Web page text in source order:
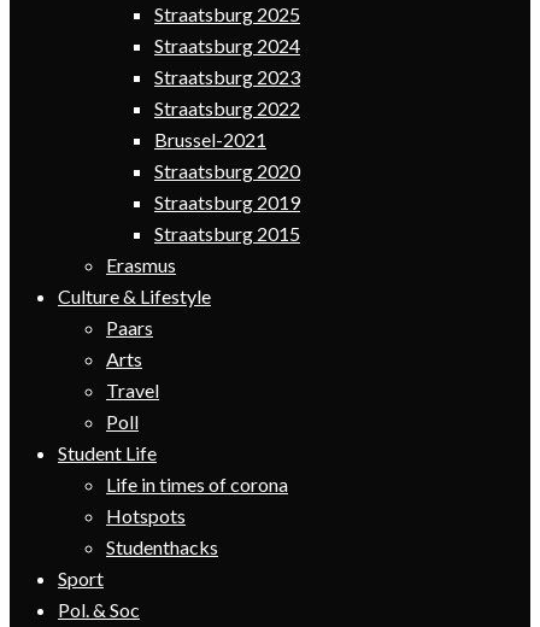
Straatsburg 2025
Straatsburg 2024
Straatsburg 2023
Straatsburg 2022
Brussel-2021
Straatsburg 2020
Straatsburg 2019
Straatsburg 2015
Erasmus
Culture & Lifestyle
Paars
Arts
Travel
Poll
Student Life
Life in times of corona
Hotspots
Studenthacks
Sport
Pol. & Soc